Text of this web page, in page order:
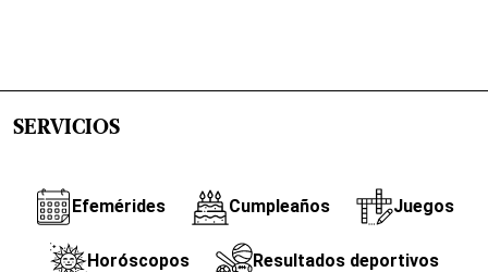
SERVICIOS
Efemérides Cumpleaños Juegos
Horóscopos Resultados deportivos